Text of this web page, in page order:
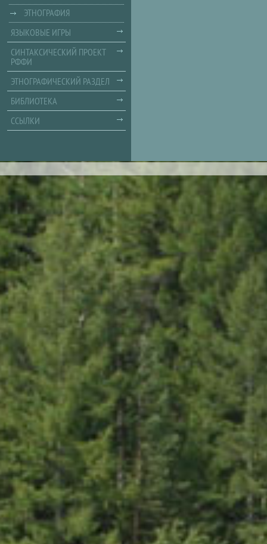
ЭТНОГРАФИЯ
ЯЗЫКОВЫЕ ИГРЫ
СИНТАКСИЧЕСКИЙ ПРОЕКТ
РФФИ
ЭТНОГРАФИЧЕСКИЙ РАЗДЕЛ
БИБЛИОТЕКА
ССЫЛКИ